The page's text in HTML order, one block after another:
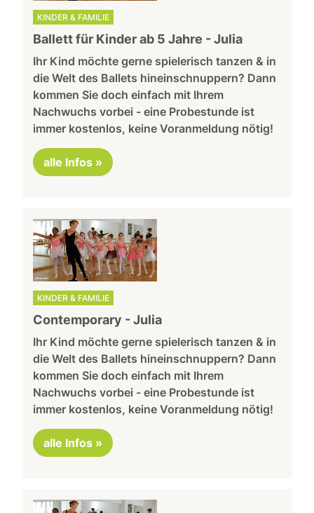
KINDER & FAMILIE
Ballett für Kinder ab 5 Jahre - Julia
Ihr Kind möchte gerne spielerisch tanzen & in
die Welt des Ballets hineinschnuppern? Dann
kommen Sie doch einfach mit Ihrem
Nachwuchs vorbei - eine Probestunde ist
immer kostenlos, keine Voranmeldung nötig!
alle Infos »
KINDER & FAMILIE
Contemporary - Julia
Ihr Kind möchte gerne spielerisch tanzen & in
die Welt des Ballets hineinschnuppern? Dann
kommen Sie doch einfach mit Ihrem
Nachwuchs vorbei - eine Probestunde ist
immer kostenlos, keine Voranmeldung nötig!
alle Infos »